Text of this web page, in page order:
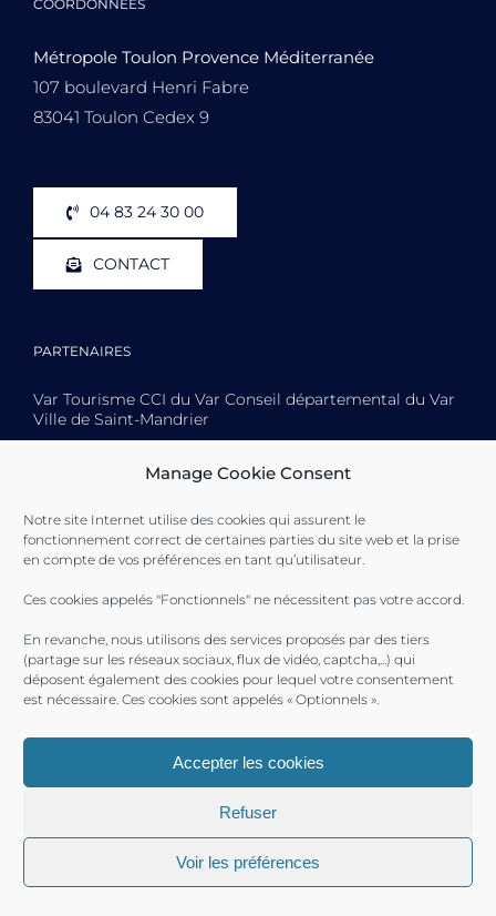
Manage Cookie Consent
Notre site Internet utilise des cookies qui assurent le
fonctionnement correct de certaines parties du site web et la prise
en compte de vos préférences en tant qu’utilisateur.
Ces cookies appelés "Fonctionnels" ne nécessitent pas votre accord.
En revanche, nous utilisons des services proposés par des tiers
(partage sur les réseaux sociaux, flux de vidéo, captcha,...) qui
déposent également des cookies pour lequel votre consentement
est nécessaire. Ces cookies sont appelés « Optionnels ».
Accepter les cookies
Refuser
Voir les préférences
COORDONNÉES
Métropole Toulon Provence Méditerranée
107 boulevard Henri Fabre
83041 Toulon Cedex 9
04 83 24 30 00
CONTACT
PARTENAIRES
Var Tourisme CCI du Var Conseil départemental du Var
Ville de Saint-Mandrier
Toulon Provence Méditerranée Ville de Toulon Ville de
La Seyne-sur-Mer Ville de Saint-Mandrier
Ports Toulon Provence Méditerranée 2017 © |
Mentions Légales| Produit par leSICTIAM